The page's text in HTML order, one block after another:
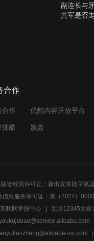
副连长与
共军是否
毛瑟手枪
马！
00:58
先遣连：
围住，李
合作
合作 优酷内容开放平台
优酷 娱盘
版物经营许可证：新出发京批字第
信息服务许可证：京（2022）
联网举报中心
北京12345文化
inc.com